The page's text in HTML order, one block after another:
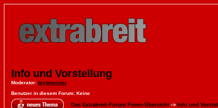
Info und Vorstellung
Moderator: breitmeister
Benutzer in diesem Forum: Keine
Das Extrabreit-Forum Foren-Übersicht -> Info und